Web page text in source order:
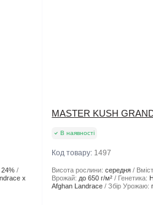
24%
x
MASTER KUSH
В наявності
Код товару: 1497
Висота рослини: середня
Врожай: до 650 г/м² Генетика:
Afghan Landrace
Збір Урожаю: